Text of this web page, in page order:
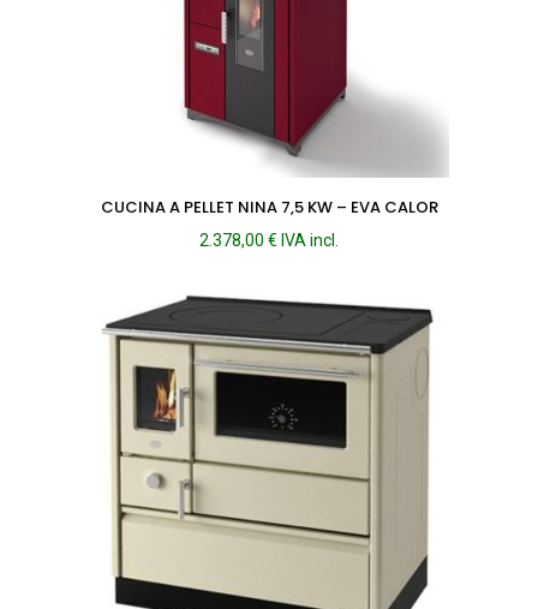
CUCINA A PELLET NINA 7,5 KW – EVA CALOR
2.378,00 € IVA incl.